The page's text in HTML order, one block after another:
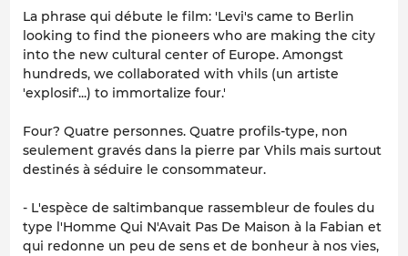
La phrase qui débute le film: 'Levi's came to Berlin
looking to find the pioneers who are making the city
into the new cultural center of Europe. Amongst
hundreds, we collaborated with vhils (un artiste
'explosif'...) to immortalize four.'
Four? Quatre personnes. Quatre profils-type, non
seulement gravés dans la pierre par Vhils mais surtout
destinés à séduire le consommateur.
- L'espèce de saltimbanque rassembleur de foules du
type l'Homme Qui N'Avait Pas De Maison à la Fabian et
qui redonne un peu de sens et de bonheur à nos vies,